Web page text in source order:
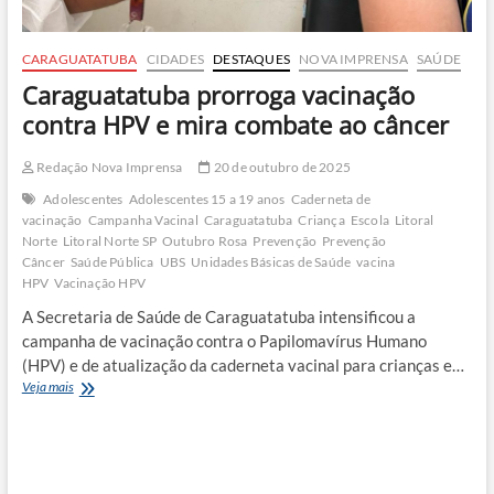
CARAGUATATUBA CIDADES DESTAQUES NOVA IMPRENSA SAÚDE
Caraguatatuba prorroga vacinação
contra HPV e mira combate ao câncer
Redação Nova Imprensa
20 de outubro de 2025
Adolescentes Adolescentes 15 a 19 anos Caderneta de
vacinação Campanha Vacinal Caraguatatuba Criança Escola Litoral
Norte Litoral Norte SP Outubro Rosa Prevenção Prevenção
Câncer Saúde Pública UBS Unidades Básicas de Saúde vacina
HPV Vacinação HPV
A Secretaria de Saúde de Caraguatatuba intensificou a
campanha de vacinação contra o Papilomavírus Humano
(HPV) e de atualização da caderneta vacinal para crianças e…
Veja maisCaraguatatuba